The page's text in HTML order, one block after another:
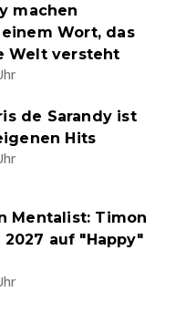
machen
Wort, das
Welt versteht
de Sarandy ist
Hits
Mentalist: Timon
auf "Happy"